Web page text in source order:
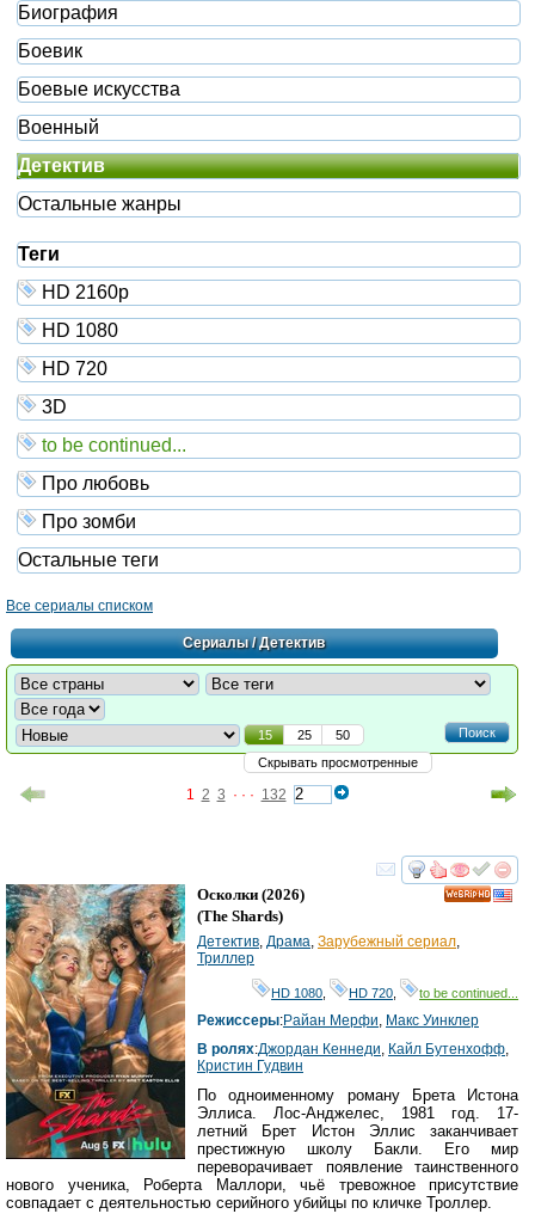
Биография
Боевик
Боевые искусства
Военный
Детектив
Остальные жанры
Теги
HD 2160р
HD 1080
HD 720
3D
to be continued...
Про любовь
Про зомби
Остальные теги
Все сериалы списком
Сериалы/ Детектив
Поиск
15 25
50
Скрывать просмотренные
1 2 3 · · · 132
смотреть
Осколки (2026)
(The Shards)
Детектив, Драма, Зарубежный сериал,
Триллер
HD 1080 HD 720 to be continued...
Режиссеры:Райан Мерфи, Макс Уинклер
В ролях:Джордан Кеннеди, Кайл Бутенхофф,
Кристин Гудвин
По одноименному роману Брета Истона
Эллиса. Лос-Анджелес, 1981 год. 17-
летний Брет Истон Эллис заканчивает
престижную школу Бакли. Его мир
переворачивает появление таинственного
нового ученика, Роберта Маллори, чьё тревожное присутствие
совпадает с деятельностью серийного убийцы по кличке Троллер.